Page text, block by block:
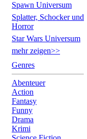
Spawn Universum
Splatter, Schocker und
Horror
Star Wars Universum
mehr zeigen>>
Genres
Abenteuer
Action
Fantasy
Funny
Drama
Krimi